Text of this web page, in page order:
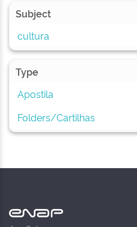
Subject
cultura
Type
Apostila
Folders/Cartilhas